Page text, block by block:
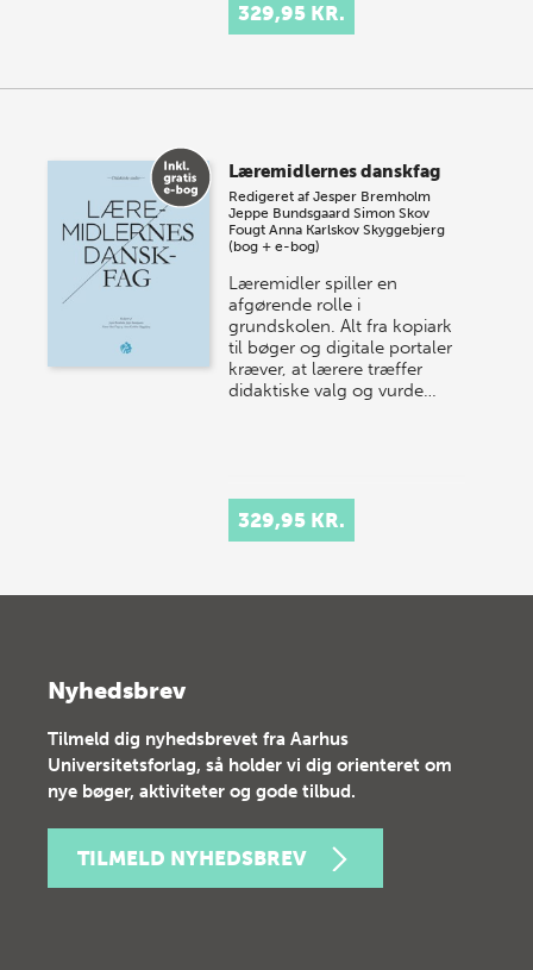
329,95 KR.
Læremidlernes danskfag
Redigeret afJesper Bremholm
Jeppe Bundsgaard Simon Skov
Fougt Anna Karlskov Skyggebjerg
(bog + e-bog)
Læremidler spiller en
afgørende rolle i
grundskolen. Alt fra kopiark
til bøger og digitale portaler
kræver, at lærere træffer
didaktiske valg og vurde…
329,95 KR.
Nyhedsbrev
Tilmeld dig nyhedsbrevet fra Aarhus
Universitetsforlag, så holder vi dig orienteret om
nye bøger, aktiviteter og gode tilbud.
TILMELD NYHEDSBREV